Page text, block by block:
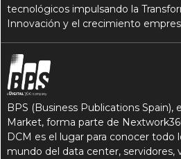
tecnológicos impulsando la
Innovación y el crecimiento
BPS (Business Publications
Market, forma parte de
DCM es el lugar para conocer todo
mundo del data center, servidores,